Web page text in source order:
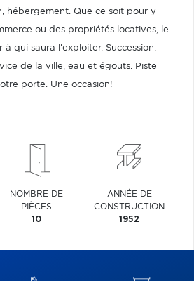
hébergement. Que ce soit pour y
ou des propriétés locatives, le
qui saura l'exploiter. Succession:
de la ville, eau et égouts. Piste
porte. Une occasion!
NOMBRE DE
PIÈCES
10
ANNÉE DE
CONSTRUCTION
1952